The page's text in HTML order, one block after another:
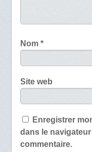
Nom *
Site web
Enregistrer
dans le
commentaire.